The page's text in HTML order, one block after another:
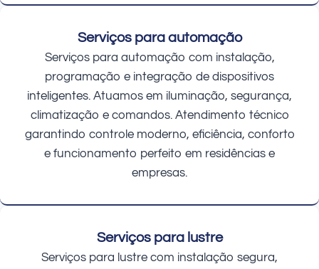
Serviços para automação
Serviços para automação com instalação,
programação e integração de dispositivos
inteligentes. Atuamos em iluminação, segurança,
climatização e comandos. Atendimento técnico
garantindo controle moderno, eficiência, conforto
e funcionamento perfeito em residências e
empresas.
Serviços para lustre
Serviços para lustre com instalação segura,